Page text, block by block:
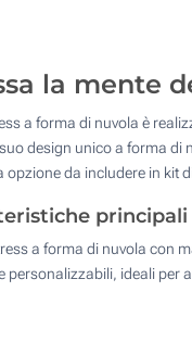
la mente
a forma di nuvola è
design unico a forma di
opzione da includere in kit
principali
a forma di nuvola con
personalizzabili, ideali per